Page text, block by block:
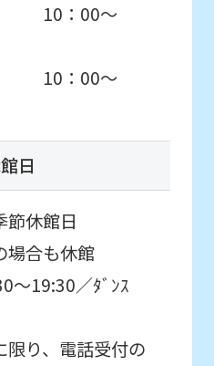
：00～
10：00～
日
節休館日
合も休館
〜19:30／ﾀﾞﾝｽ
限り、電話受付の